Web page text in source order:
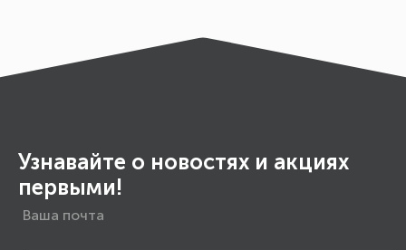
Узнавайте о новостях и акциях
первыми!